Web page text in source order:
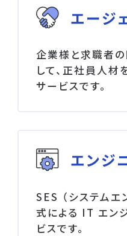
エージ
企業様と求職者
して、正社員人材
サービスです。
エンジ
SES （システムエ
式による IT エン
ビスです。